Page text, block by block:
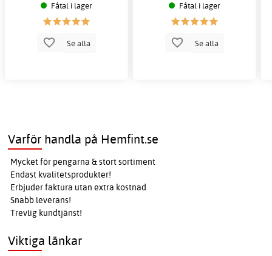
Fåtal i lager
Se alla
Fåtal i lager
Se alla
Varför handla på Hemfint.se
Mycket för pengarna & stort sortiment
Endast kvalitetsprodukter!
Erbjuder faktura utan extra kostnad
Snabb leverans!
Trevlig kundtjänst!
Viktiga länkar